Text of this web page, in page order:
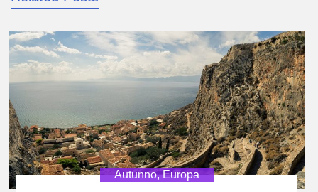
Autunno,Europa